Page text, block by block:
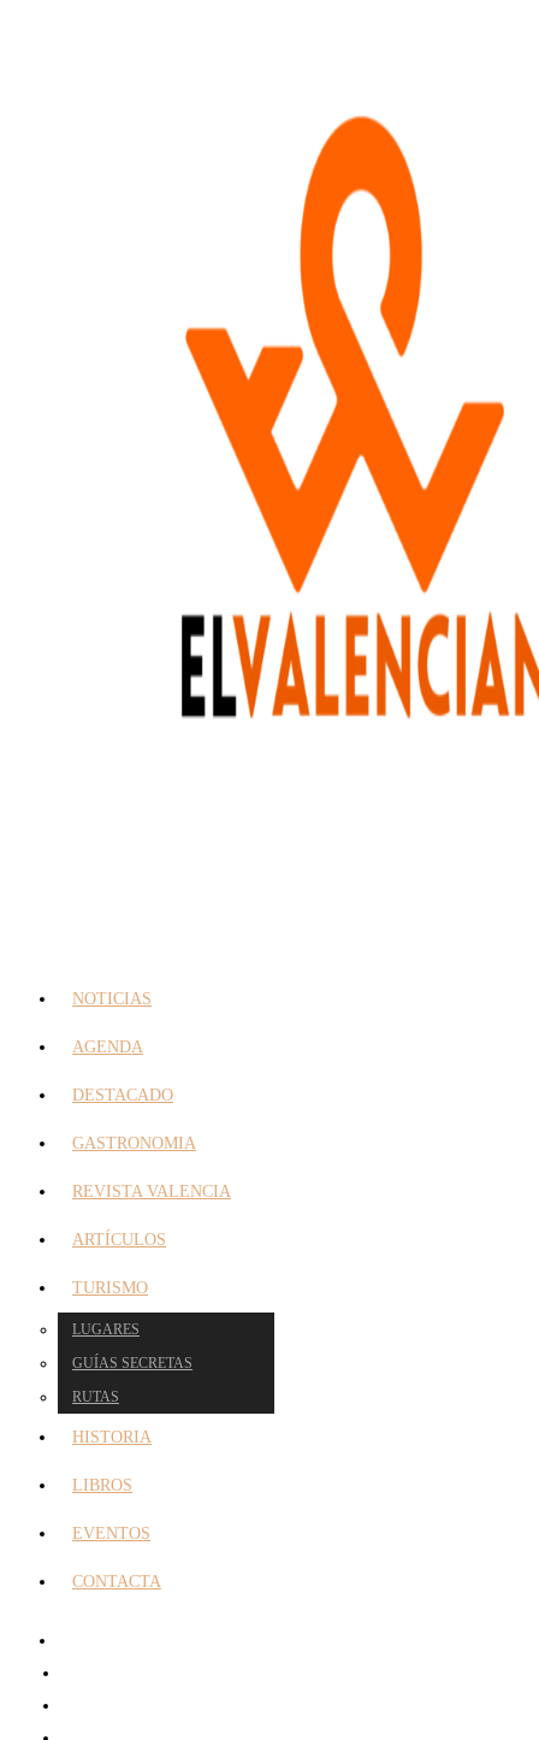
NOTICIAS
AGENDA
DESTACADO
GASTRONOMIA
REVISTA VALENCIA
ARTÍCULOS
TURISMO
LUGARES
GUÍAS SECRETAS
RUTAS
HISTORIA
LIBROS
EVENTOS
CONTACTA